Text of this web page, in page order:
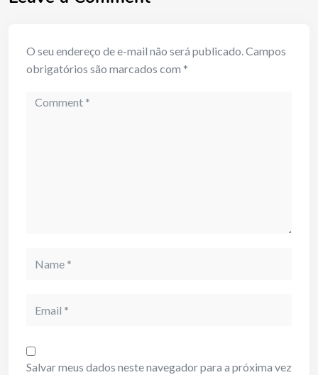
O seu endereço de e-mail não será publicado.Campos
obrigatórios são marcados com *
Comment
Salvar meus dados neste navegador para a próxima vez